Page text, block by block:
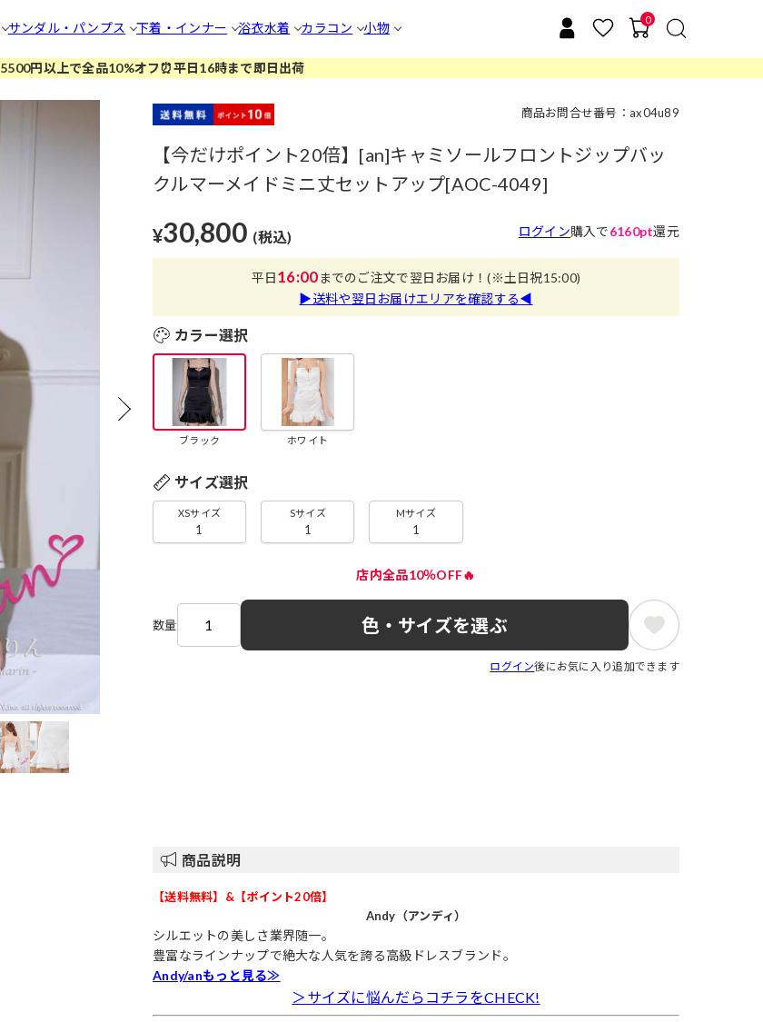
サンダル・パンプス 下着・インナー 浴衣水着 カラコン 小物
0
5500円以上で全品10%オフ⏰平日16時まで即日出荷
商品お問合せ番号：ax04u89
【今だけポイント20倍】[an]キャミソールフロントジップバッ
クルマーメイドミニ丈セットアップ[AOC-4049]
¥30,800 (税込) ログイン購入で6160pt還元
平日16:00までのご注文で翌日お届け！(※土日祝15:00)
▶送料や翌日お届けエリアを確認する◀
カラー選択
ブラック ホワイト
サイズ選択
XSサイズ
1
Sサイズ
1
Mサイズ
1
店内全品10％OFF🔥
数量 色・サイズを選ぶ
ログイン後にお気に入り追加できます
商品説明
【送料無料】&【ポイント20倍】
Andy（アンディ）
シルエットの美しさ業界随一。
豊富なラインナップで絶大な人気を誇る高級ドレスブランド。
Andy/anもっと見る≫
＞サイズに悩んだらコチラをCHECK!